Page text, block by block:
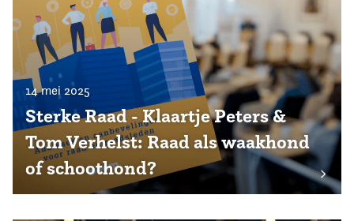
14 mei 2025
Sterke Raad - Klaartje Peters &
Tom Verhelst: Raad als waakhond
of schoothond?